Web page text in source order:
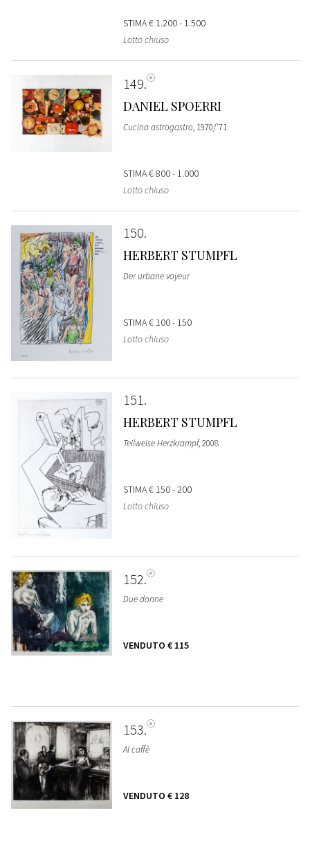
STIMA€ 1.200 - 1.500
Lotto chiuso
149
DANIEL SPOERRI
Cucina astrogastro, 1970/'71
STIMA€ 800 - 1.000
Lotto chiuso
150
HERBERT STUMPFL
Der urbane voyeur
STIMA€ 100 - 150
Lotto chiuso
151
HERBERT STUMPFL
Teilweise Herzkrampf, 2008
STIMA€ 150 - 200
Lotto chiuso
152
Due donne
VENDUTO € 115
153
Al caffè
VENDUTO € 128